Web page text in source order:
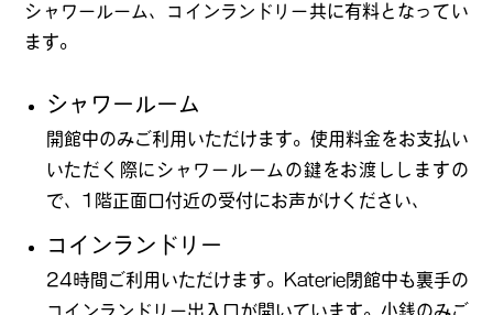
シャワールーム、コインランドリー共に有料となってい
ます。
シャワールーム
開館中のみご利用いただけます。使用料金をお支払い
いただく際にシャワールームの鍵をお渡ししますの
で、1階正面口付近の受付にお声がけください、
コインランドリー
24時間ご利用いただけます。Katerie閉館中も裏手の
コインランドリー出入口が開いています。小銭のみご